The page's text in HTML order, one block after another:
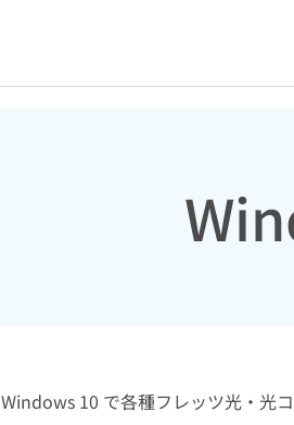
Windows 10 で各種フレッツ光・光